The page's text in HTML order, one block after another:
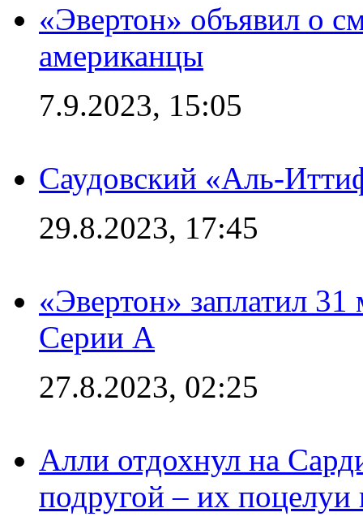
«Эвертон» объявил о
американцы
7.9.2023, 15:05
Саудовский «Аль-
29.8.2023, 17:45
«Эвертон» заплатил
Серии А
27.8.2023, 02:25
Алли отдохнул на
подругой – их поцелуи